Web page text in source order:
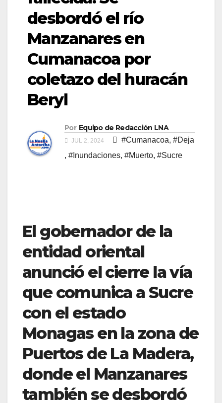
desbordó el río
Manzanares en
Cumanacoa por
coletazo del huracán
Beryl
Por Equipo de Redacción LNA
JUL 2, 2024 #Cumanacoa, #Deja
, #Inundaciones, #Muerto, #Sucre
El gobernador de la
entidad oriental
anunció el cierre la vía
que comunica a Sucre
con el estado
Monagas en la zona de
Puertos de La Madera,
donde el Manzanares
también se desbordó